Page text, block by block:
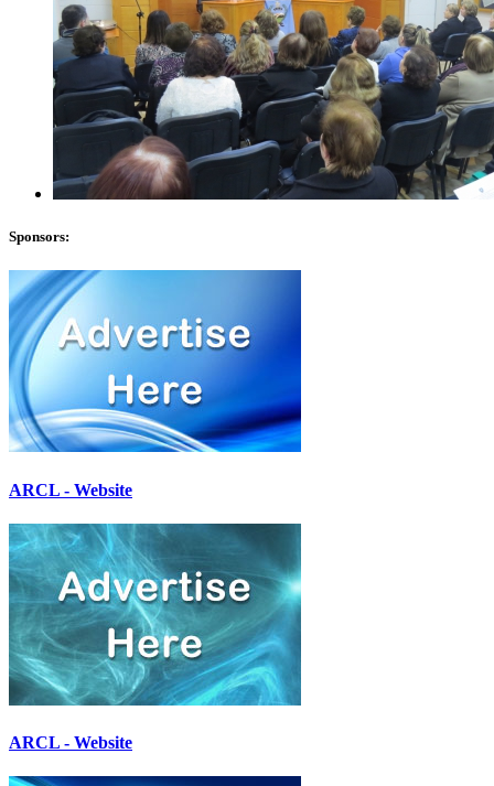
Sponsors:
ARCL - Website
ARCL - Website